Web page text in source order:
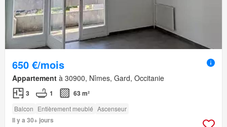
650 €/mois
Appartement à 30900, Nîmes, Gard, Occitanie
3 1 63 m²
Balcon Entièrement meublé Ascenseur
Il y a 30+ jours